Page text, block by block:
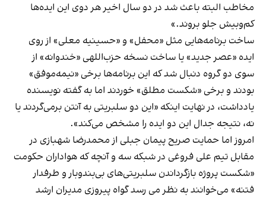
مخاطب البته باعث شد در دو سال اخیر هر دوی این ایده‌ها
کم‌و‌بیش جلو بروند.»
ساخت برنامه‌هایی مثل «محفل» و «حسینیه معلی» از روی
ایده «عصر جدید» یا ساخت نسخه حزب‌اللهی «خندوانه» از
سوی دو گروه دنبال شد که این برنامه‌ها برخی «نیمه‌موفق»
بودند و برخی «شکست مطلق» خوردند اما به گفته نویسنده
یادداشت، در نهایت اینکه «این دو سلبریتی به آنتن برمی‌گردند یا
نه، نتیجه جدال این دو ایده را مشخص می‌کند».
امروز اما حمایت صریح پیمان جبلی از محمدرضا شهبازی در
مقابل تیم علی فروغی در شبکه سه و آنچه که هواداران حکومت
«شکست پروژه بازگرداندن سلبریتی‌های بی‌بندوبار و طرفدار
فتنه» می‌خوانند به نظر می رسد گواه پیروزی مدیران ارشد